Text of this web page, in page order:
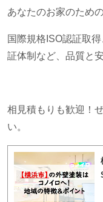
あなたのお家のため
国際規格 ISO認証取
証体制など、品質と
相見積もりも歓迎！
い。